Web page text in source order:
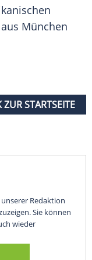
München
STARTSEITE
Redaktion
Sie können
wieder